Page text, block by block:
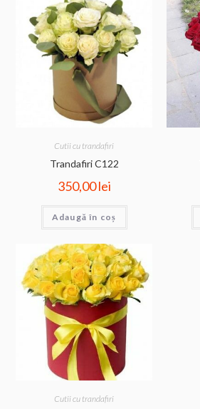
Cutii cu trandafiri
Trandafiri C122
350,00lei
Adaugă în coș
Cutii cu trandafiri